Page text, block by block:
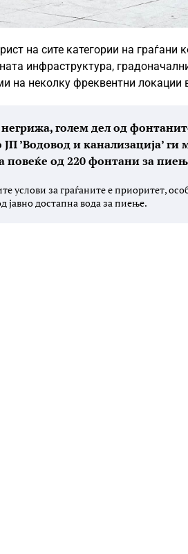
на сите категории на граѓани
инфраструктура,
неколку фреквентни локации
голем дел од
’Водовод и канализација’
повеќе од 220 фонтани за
услови за граѓаните е приоритет,
јавно достапна вода за пиење.